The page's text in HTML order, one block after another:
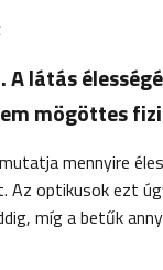
látás
mögöttes
mennyire
Az optikusok ezt
míg a betűk